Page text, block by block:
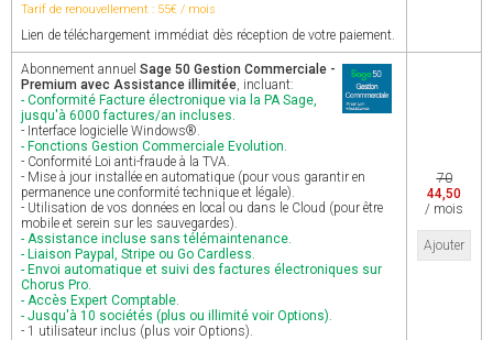
Tarif de renouvellement : 55€ / mois
Lien de téléchargement immédiat dès réception de votre paiement.
Abonnement annuel Sage 50 Gestion Commerciale -
Premium avec Assistance illimitée, incluant:
- Conformité Facture électronique via la PA Sage,
jusqu'à 6000 factures/an incluses.
- Interface logicielle Windows®.
- Fonctions Gestion Commerciale Evolution.
- Conformité Loi anti-fraude à la TVA.
- Mise à jour installée en automatique (pour vous garantir en
permanence une conformité technique et légale).
- Utilisation de vos données en local ou dans le Cloud (pour être
mobile et serein sur les sauvegardes).
- Assistance incluse sans télémaintenance.
- Liaison Paypal, Stripe ou Go Cardless.
- Envoi automatique et suivi des factures électroniques sur
Chorus Pro.
- Accès Expert Comptable.
- Jusqu'à 10 sociétés (plus ou illimité voir Options).
- 1 utilisateur inclus (plus voir Options).
70
44,50
/ mois
Ajouter